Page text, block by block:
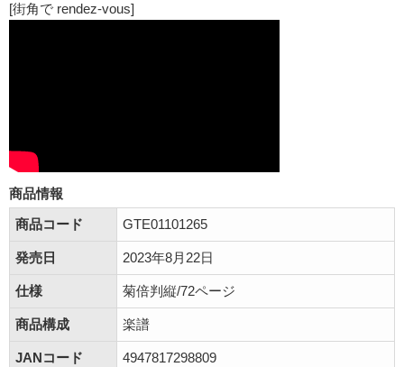
[街角で rendez-vous]
商品情報
商品コード
GTE01101265
発売日 2023年8月22日
仕様 菊倍判縦/72ページ
商品構成 楽譜
JANコード 4947817298809